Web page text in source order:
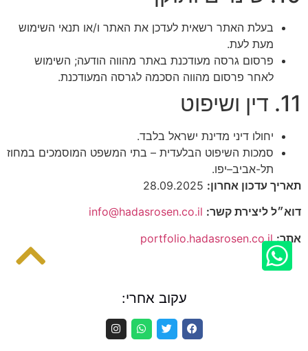
בעלת האתר רשאית לעדכן את האתר ו/או תנאי השימוש
מעת לעת.
פרסום גרסה מעודכנת באתר מהווה הודעה; השימוש
לאחר פרסום מהווה הסכמה לגרסה המעודכנת.
יחולו דיני מדינת ישראל בלבד.
סמכות השיפוט הבלעדית – בתי המשפט המוסמכים במחוז
תל-אביב–יפו.
עדכון אחרון: 28.09.2025
ליצירת קשר: info@hadasrosen.co.il
portfolio.hadasrosen.co.il
עקוב אחרי: